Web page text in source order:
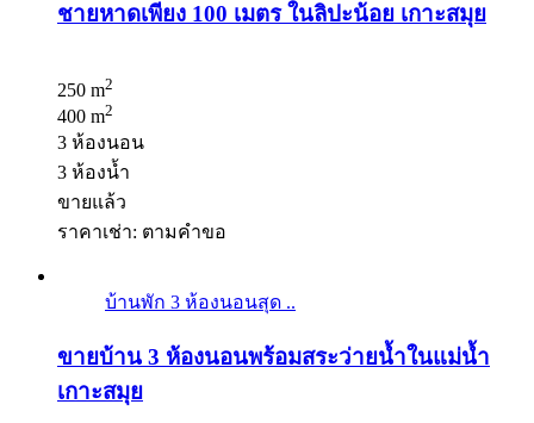
ชายหาดเพียง 100 เมตร ในลิปะน้อย เกาะสมุย
250 m2
400 m2
3 ห้องนอน
3 ห้องน้ำ
ขายแล้ว
ราคาเช่า: ตามคําขอ
บ้านพัก 3 ห้องนอนสุด ..
ขายบ้าน 3 ห้องนอนพร้อมสระว่ายน้ำในแม่น้ำ
เกาะสมุย